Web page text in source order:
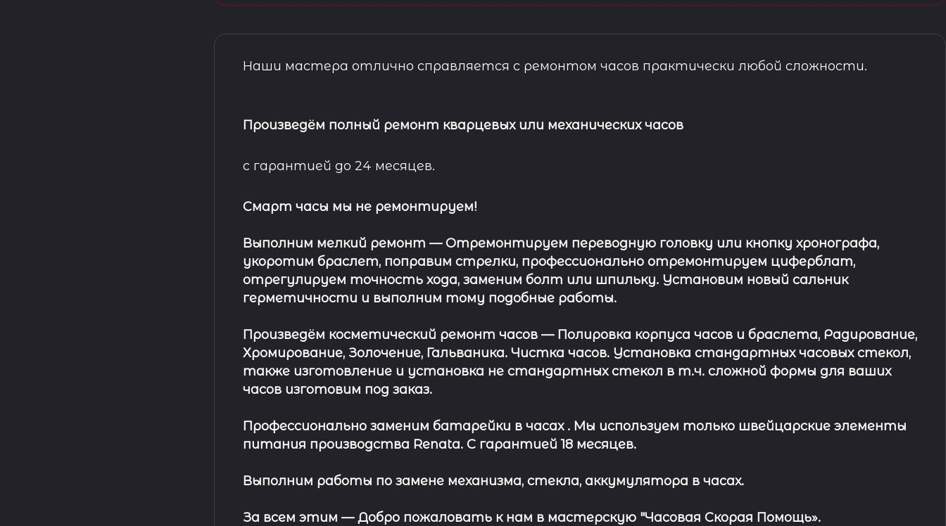
Наши мастера отлично справляется с ремонтом часов практически любой сложности.
Произведём полный ремонт кварцевых или механических часов
с гарантией до 24 месяцев.
Смарт часы мы не ремонтируем!
Выполним мелкий ремонт — Отремонтируем переводную головку или кнопку хронографа,
укоротим браслет, поправим стрелки, профессионально отремонтируем циферблат,
отрегулируем точность хода, заменим болт или шпильку. Установим новый сальник
герметичности и выполним тому подобные работы.
Произведём косметический ремонт часов— Полировка корпуса часов и браслета, Радирование,
Хромирование, Золочение, Гальваника. Чистка часов. Установка стандартных часовых стекол,
также изготовление и установка не стандартных стекол в т.ч. сложной формы для ваших
часов изготовим под заказ.
Профессионально заменим батарейки в часах . Мы используем только швейцарские элементы
питания производства Renata. С гарантией 18 месяцев.
Выполним работы по замене механизма, стекла, аккумулятора в часах.
За всем этим —Добро пожаловать к нам в мастерскую "Часовая Скорая Помощь».